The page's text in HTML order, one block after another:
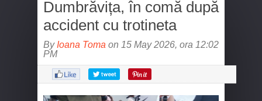
Dumbrăvița, în comă după
accident cu trotineta
By Ioana Toma on 15 May 2026, ora 12:02
PM